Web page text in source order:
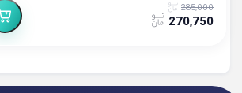
285,000
270,750